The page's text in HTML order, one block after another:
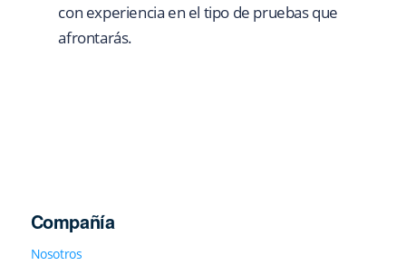
con experiencia en el tipo de pruebas que
afrontarás.
Compañía
Nosotros